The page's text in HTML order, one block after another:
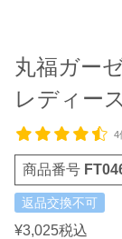
丸福ガー
レディー
4
商品番号
返品交換不可
¥3,025税込